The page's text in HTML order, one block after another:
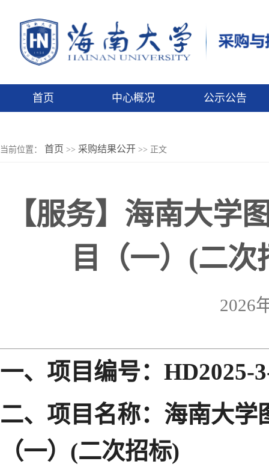
首页 中心概况 公示公告
当前位置： 首页 >> 采购结果公开 >> 正文
【服务】海南大学
目（一）(二
2026
一、项目编号：HD2025-
二、项目名称：海南大学
（一）(二次招标)